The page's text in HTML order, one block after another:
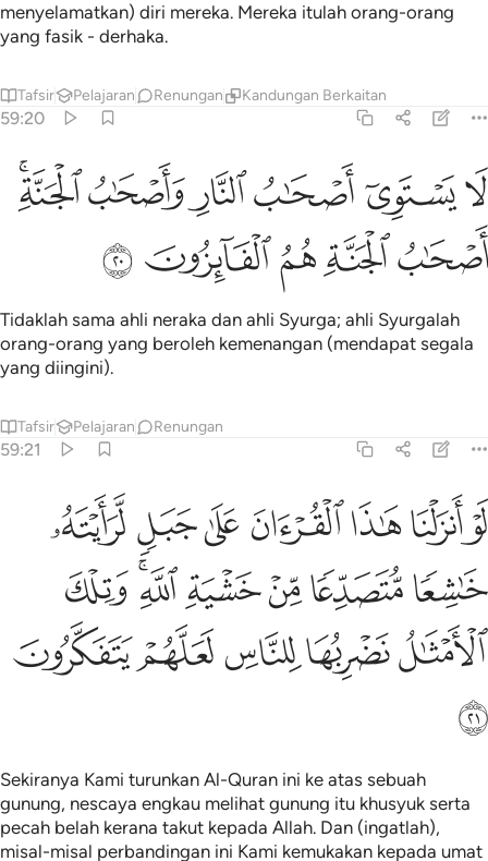
menyelamatkan) diri mereka. Mereka itulah orang-orang
yang fasik - derhaka.
Tafsir Pelajaran Renungan Kandungan Berkaitan
59:20
لا يستوي اصحاب النار واصحاب الجنة اصحاب الجنة هم الفايزون ٢٠
لَا يَسْتَوِىٓ أَصْحَـٰبُ ٱلنَّارِ وَأَصْحَـٰبُ ٱلْجَنَّةِ ۚ أَصْحَـٰبُ ٱلْجَنَّةِ هُمُ
ﱭﱮﱯﱰﱱﱲﱳ
ﱴﱵﱶﱷ ﱸ
Tidaklah sama ahli neraka dan ahli Syurga; ahli Syurgalah
orang-orang yang beroleh kemenangan (mendapat segala
yang diingini).
Tafsir Pelajaran Renungan
59:21
لو انزلنا هاذا القران على جبل لرايته خاشعا متصدعا من خشية الله
لَوْ أَنزَلْنَا هَـٰذَا ٱلْقُرْءَانَ عَلَىٰ جَبَلٍۢ لَّرَأَيْتَهُۥ خَـٰشِعًۭا مُّتَصَدِّعًۭا مِّنْ خَشْيَةِ ٱللَّهِ
ﱹﱺﱻﱼﱽﱾﱿ
ﲀﲁﲂﲃﲄﲅﲆ
ﲇﲈﲉﲊﲋ
ﲌ
Sekiranya Kami turunkan Al-Quran ini ke atas sebuah
gunung, nescaya engkau melihat gunung itu khusyuk serta
pecah belah kerana takut kepada Allah. Dan (ingatlah),
misal-misal perbandingan ini Kami kemukakan kepada umat